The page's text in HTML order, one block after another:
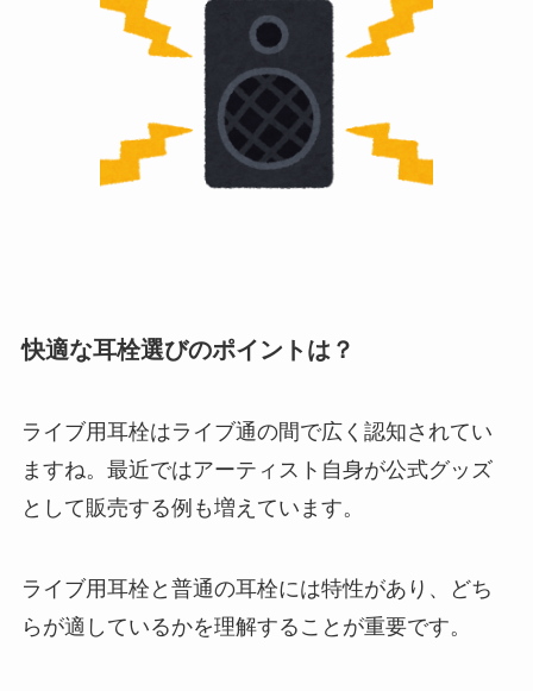
快適な耳栓選びのポイントは？
ライブ用耳栓はライブ通の間で広く認知されてい
ますね。最近ではアーティスト自身が公式グッズ
として販売する例も増えています。
ライブ用耳栓と普通の耳栓には特性があり、どち
らが適しているかを理解することが重要です。